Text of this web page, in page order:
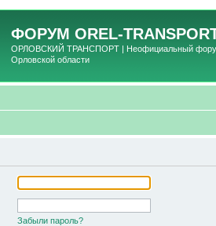
ФОРУМ OREL-
ОРЛОВСКИЙ ТРАНСПОРТ | Неофициальный форум
Орловской области
Забыли пароль?